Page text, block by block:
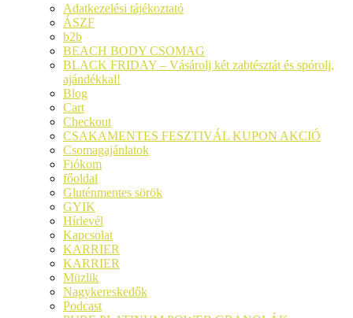
Adatkezelési tájékoztató
ÁSZF
b2b
BEACH BODY CSOMAG
BLACK FRIDAY – Vásárolj két zabtésztát és spórolj,
ajándékkal!
Blog
Cart
Checkout
CSAKAMENTES FESZTIVÁL KUPON AKCIÓ​
Csomagajánlatok
Fiókom
főoldal
Gluténmentes sörök
GYIK
Hírlevél
Kapcsolat
KARRIER
KARRIER
Müzlik
Nagykereskedők
Podcast